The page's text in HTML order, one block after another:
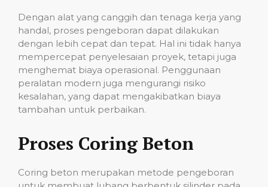
Dengan alat yang canggih dan tenaga kerja yang
handal, proses pengeboran dapat dilakukan
dengan lebih cepat dan tepat. Hal ini tidak hanya
mempercepat penyelesaian proyek, tetapi juga
menghemat biaya operasional. Penggunaan
peralatan modern juga mengurangi risiko
kesalahan, yang dapat mengakibatkan biaya
tambahan untuk perbaikan.
Proses Coring Beton
Coring beton merupakan metode pengeboran